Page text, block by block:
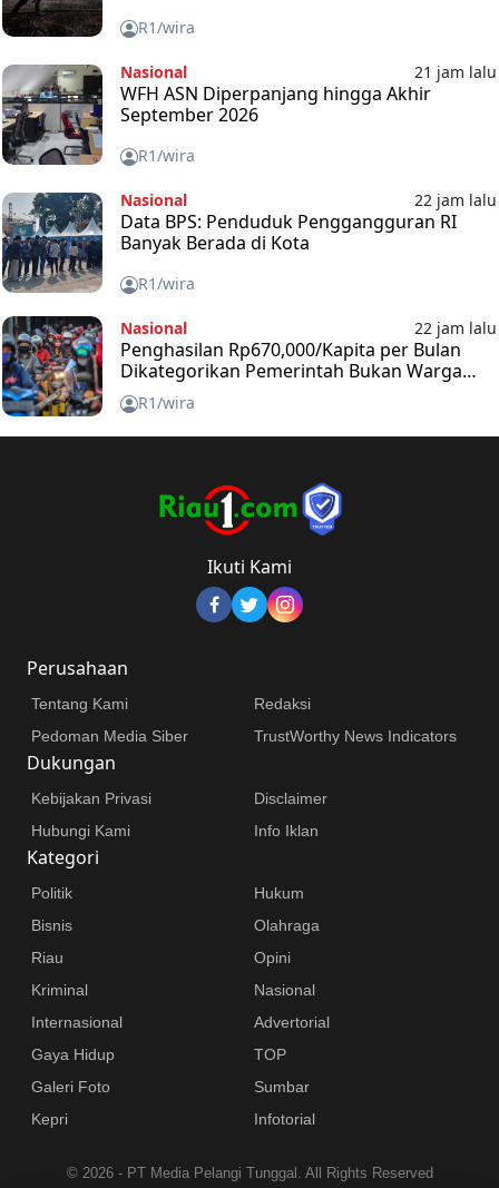
R1/wira
Nasional 21 jam lalu
WFH ASN Diperpanjang hingga Akhir
September 2026
R1/wira
Nasional 22 jam lalu
Data BPS: Penduduk Penggangguran RI
Banyak Berada di Kota
R1/wira
Nasional 22 jam lalu
Penghasilan Rp670,000/Kapita per Bulan
Dikategorikan Pemerintah Bukan Warga
Miskin
R1/wira
Ikuti Kami
Perusahaan
Tentang Kami
Redaksi
Pedoman Media Siber
TrustWorthy News Indicators
Dukungan
Kebijakan Privasi
Disclaimer
Hubungi Kami
Info Iklan
Kategori
Politik
Hukum
Bisnis
Olahraga
Riau
Opini
Kriminal
Nasional
Internasional
Advertorial
Gaya Hidup
TOP
Galeri Foto
Sumbar
Kepri
Infotorial
© 2026 - PT Media Pelangi Tunggal. All Rights Reserved